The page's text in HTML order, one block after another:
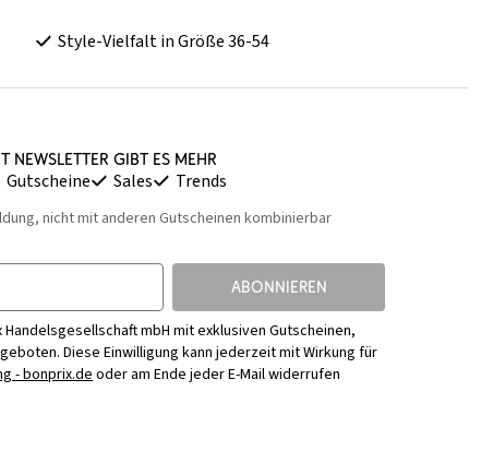
Style-Vielfalt in Größe 36-54
Newsletter gibt es mehr
Gutscheine Sales Trends
nicht mit anderen Gutscheinen kombinierbar
ABONNIEREN
mbH mit exklusiven Gutscheinen,
Diese Einwilligung kann jederzeit mit Wirkung für
- bonprix.deoder am Ende jeder E-Mail widerrufen